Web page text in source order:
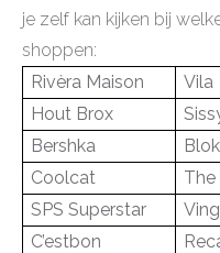
je zelf kan kijken bij
shoppen:
Rivèra Maison
Vila
Hout Brox
Bershka
Coolcat
The
SPS Superstar
C’estbon